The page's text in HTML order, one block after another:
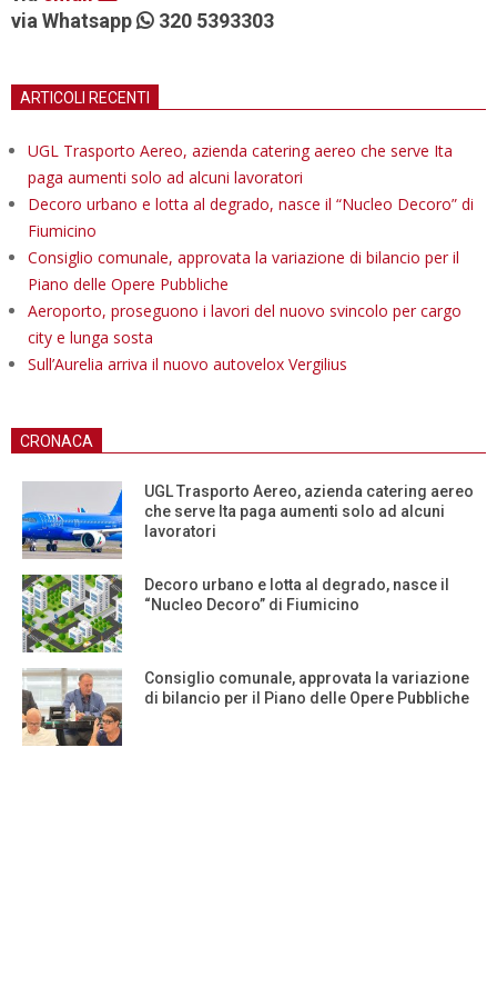
via Whatsapp
320 5393303
ARTICOLI RECENTI
UGL Trasporto Aereo, azienda catering aereo che serve Ita
paga aumenti solo ad alcuni lavoratori
Decoro urbano e lotta al degrado, nasce il “Nucleo Decoro” di
Fiumicino
Consiglio comunale, approvata la variazione di bilancio per il
Piano delle Opere Pubbliche
Aeroporto, proseguono i lavori del nuovo svincolo per cargo
city e lunga sosta
Sull’Aurelia arriva il nuovo autovelox Vergilius
CRONACA
UGL Trasporto Aereo, azienda catering aereo
che serve Ita paga aumenti solo ad alcuni
lavoratori
Decoro urbano e lotta al degrado, nasce il
“Nucleo Decoro” di Fiumicino
Consiglio comunale, approvata la variazione
di bilancio per il Piano delle Opere Pubbliche